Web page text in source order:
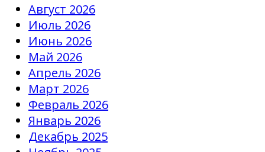
Август 2026
Июль 2026
Июнь 2026
Май 2026
Апрель 2026
Март 2026
Февраль 2026
Январь 2026
Декабрь 2025